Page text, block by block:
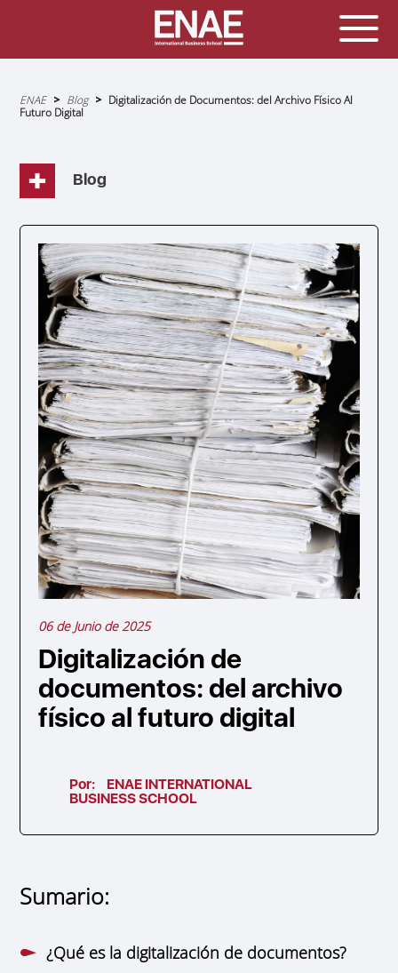
Sobrescribir
enlaces
de
navegación
ENAE Blog
Digitalización de Documentos: del Archivo Físico Al
Futuro Digital
Blog
06 de Junio de 2025
Digitalización de
documentos: del archivo
físico al futuro digital
Por:
ENAE INTERNATIONAL
BUSINESS SCHOOL
Sumario:
¿Qué es la digitalización de documentos?